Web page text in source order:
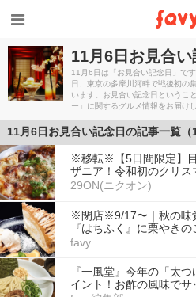
11月6日お見合い
11月6日は「お見合い記念日」で
日、東京の多摩川河畔で戦後初の
います。お見合い記念日というこ
ー」に関するグルメ情報をお届けし
11月6日お見合い記念日の記事一覧（
※移転※【5日間限定】
ザニア！令和初のクリ
29ON(ニクオン)
※閉店※9/17〜｜秋の味
『はちふく』に栗やき
favy
『一風堂』今年の「太
イント！お酢の風味でサ